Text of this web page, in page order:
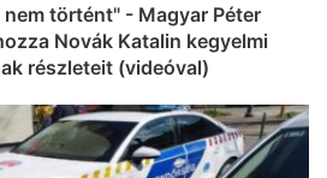
nem történt" - Magyar Péter
Novák Katalin kegyelmi
részleteit (videóval)